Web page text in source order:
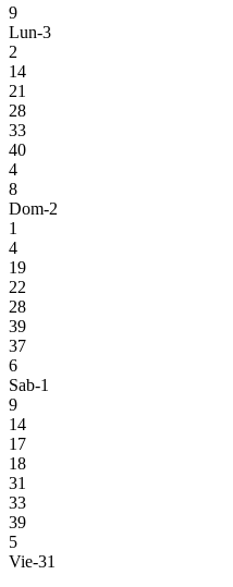
9
Lun-3
2
14
21
28
33
40
4
8
Dom-2
1
4
19
22
28
39
37
6
Sab-1
9
14
17
18
31
33
39
5
Vie-31